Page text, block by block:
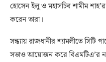
হোসেন ইলু ও মহাসচিব শামীম
করেন তারা।
সন্ধ্যায় রাজধানীর শ্যামলীতে সিটি
সভাও আয়োজন করে বিএমটিএ’র